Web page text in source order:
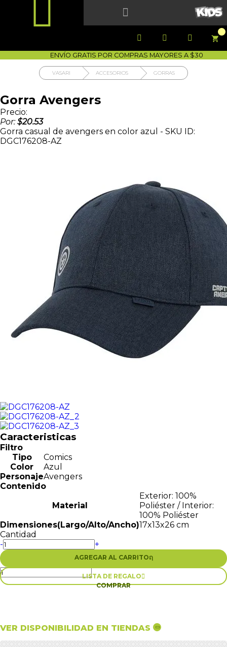
 
   
1700-VASARI (827274)
DEVOLUCIÓN SIN
ENVÍO GRATIS POR COMPRAS MAYORES A $30
VASARI ACCESORIOS GORRAS
Gorra Avengers
Precio:
Por:$20.53
Gorra casual de avengers en color azul - SKU ID:
DGC176208-AZ
Caracteristicas
Filtro
Tipo
Comics
Color
Azul
PersonajeAvengers
Contenido
Material
Exterior: 100%
Poliéster / Interior:
100% Poliéster
Dimensiones(Largo/Alto/Ancho)17x13x26 cm
Cantidad
-
+
AGREGAR AL CARRITOຐ
COMPRAR
LISTA DE REGALO
VER DISPONIBILIDAD EN TIENDAS